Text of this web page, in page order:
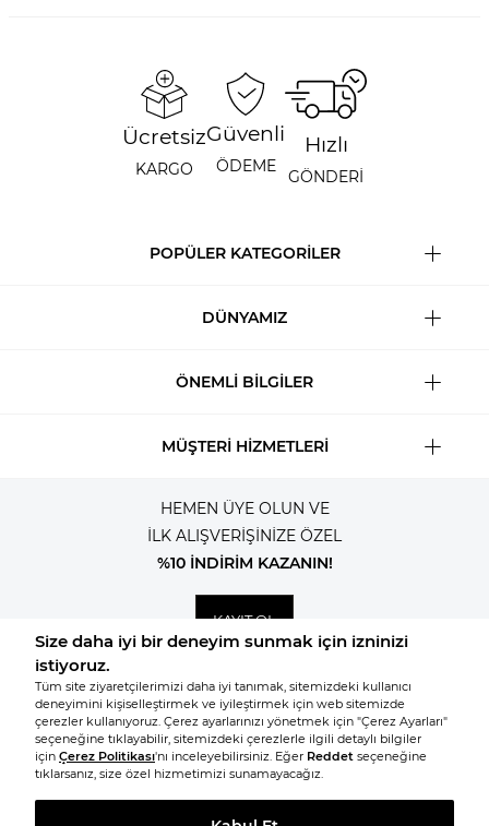
Ücretsiz
KARGO
Güvenli
ÖDEME
Hızlı
GÖNDERİ
POPÜLER KATEGORİLER
DÜNYAMIZ
ÖNEMLİ BİLGİLER
MÜŞTERİ HİZMETLERİ
HEMEN ÜYE OLUN VE
İLK ALIŞVERİŞİNİZE ÖZEL
%10 İNDİRİM KAZANIN!
KAYIT OL